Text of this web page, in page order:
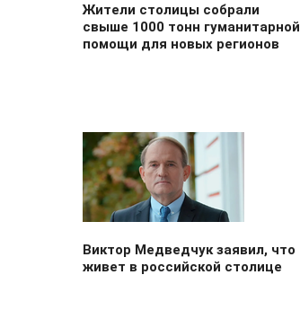
Жители столицы собрали
свыше 1000 тонн гуманитарной
помощи для новых регионов
Виктор Медведчук заявил, что
живет в российской столице